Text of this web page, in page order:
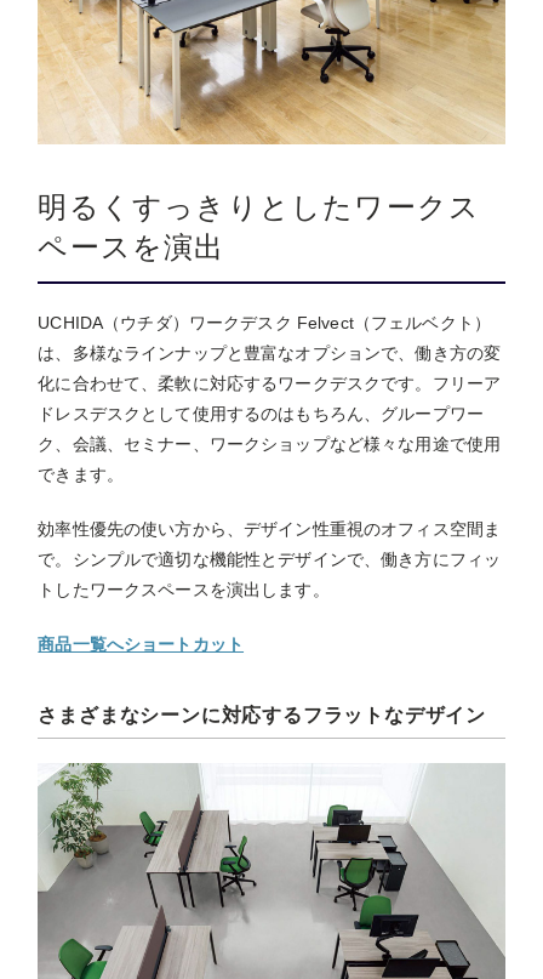
明るくすっきりとしたワークス
ペースを演出
UCHIDA（ウチダ）ワークデスク Felvect（フェルベクト）
は、多様なラインナップと豊富なオプションで、働き方の変
化に合わせて、柔軟に対応するワークデスクです。フリーア
ドレスデスクとして使用するのはもちろん、グループワー
ク、会議、セミナー、ワークショップなど様々な用途で使用
できます。
効率性優先の使い方から、デザイン性重視のオフィス空間ま
で。シンプルで適切な機能性とデザインで、働き方にフィッ
トしたワークスペースを演出します。
商品一覧へショートカット
さまざまなシーンに対応するフラットなデザイン